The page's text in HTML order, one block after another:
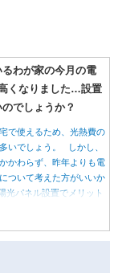
るわが家の今月の電
くなりました…設置
でしょうか？
で使えるため、光熱費の
いでしょう。 しかし、
かわらず、昨年よりも電
ついて考えた方がいいか
光パネル設置でメリット